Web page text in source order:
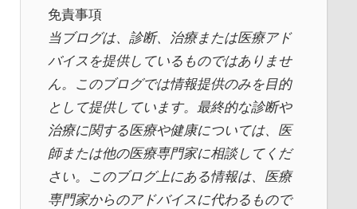
e
b
o
o
k
免責事項
当ブログは、診断、治療または医療アド
バイスを提供しているものではありませ
ん。このブログでは情報提供のみを目的
として提供しています。最終的な診断や
治療に関する医療や健康については、医
師または他の医療専門家に相談してくだ
さい。このブログ上にある情報は、医療
専門家からのアドバイスに代わるもので